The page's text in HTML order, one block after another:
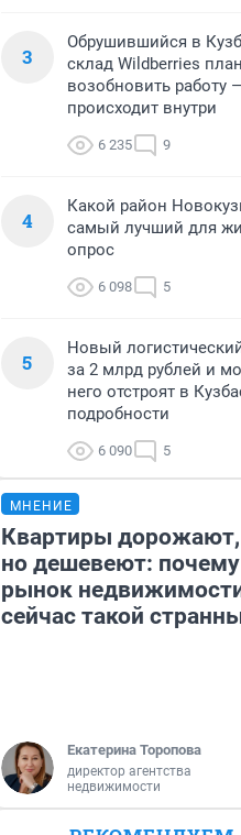
3
Обрушившийся в
склад Wildberries
возобновить работу
происходит внутри
6 235 9
4
Какой район
самый лучший для
опрос
6 098 5
5
Новый
за 2 млрд рублей и
него отстроят в
подробности
6 090 5
МНЕНИЕ
Квартиры дорожают,
но дешевеют: почему
рынок
сейчас такой
Екатерина Торопова
директор агентства
недвижимости